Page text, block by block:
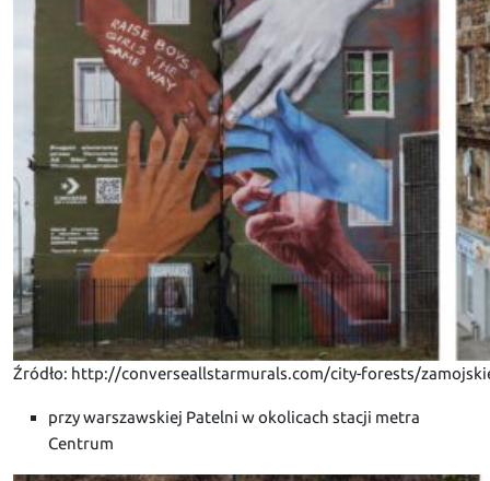
Źródło: http://converseallstarmurals.com/city-forests/
przy warszawskiej Patelni w okolicach stacji metra
Centrum